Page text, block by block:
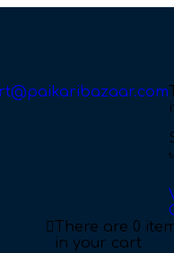
৳
There are 0
in your cart